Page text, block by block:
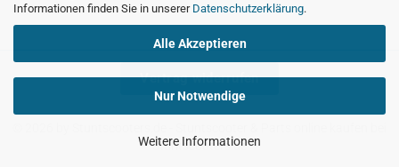
Informationen finden Sie in unserer Datenschutzerklärung.
Alle Akzeptieren
Nur Notwendige
Weitere Informationen
Vertrag widerrufen
Stuntscooters.de